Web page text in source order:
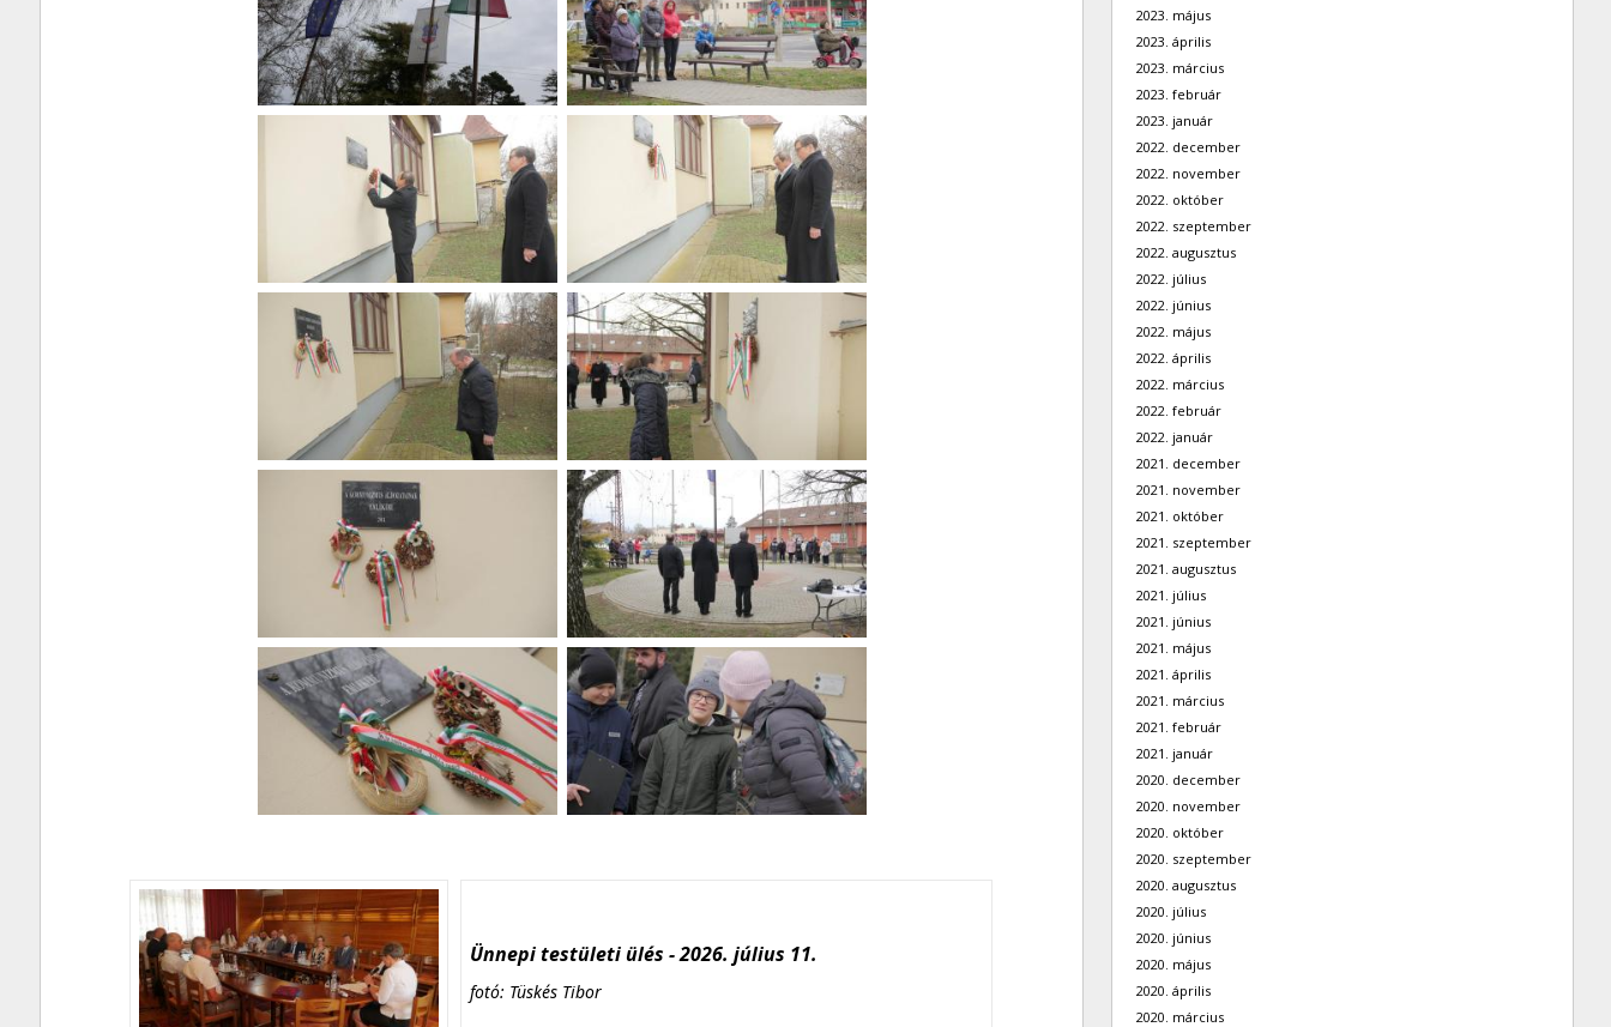
Ünnepi testületi ülés - 2026. július 11.
fotó: Tüskés Tibor
2023. május
2023. április
2023. március
2023. február
2023. január
2022. december
2022. november
2022. október
2022. szeptember
2022. augusztus
2022. július
2022. június
2022. május
2022. április
2022. március
2022. február
2022. január
2021. december
2021. november
2021. október
2021. szeptember
2021. augusztus
2021. július
2021. június
2021. május
2021. április
2021. március
2021. február
2021. január
2020. december
2020. november
2020. október
2020. szeptember
2020. augusztus
2020. július
2020. június
2020. május
2020. április
2020. március